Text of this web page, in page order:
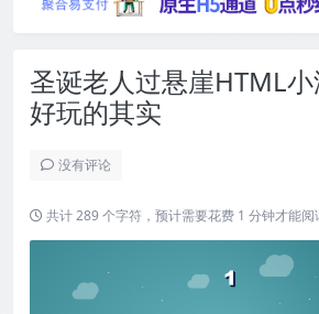
圣诞老人过悬崖HTML
好玩的其实
没有评论
共计 289 个字符，预计需要花费 1 分钟才能阅